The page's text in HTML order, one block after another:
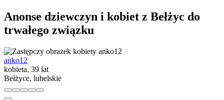
Anonse dziewczyn i kobiet z Bełżyc do
trwałego związku
anko12
kobieta, 39 lat
Bełżyce, lubelskie